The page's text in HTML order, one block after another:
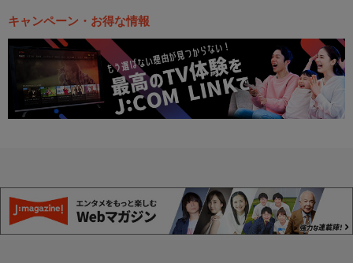
キャンペーン・お得な情報